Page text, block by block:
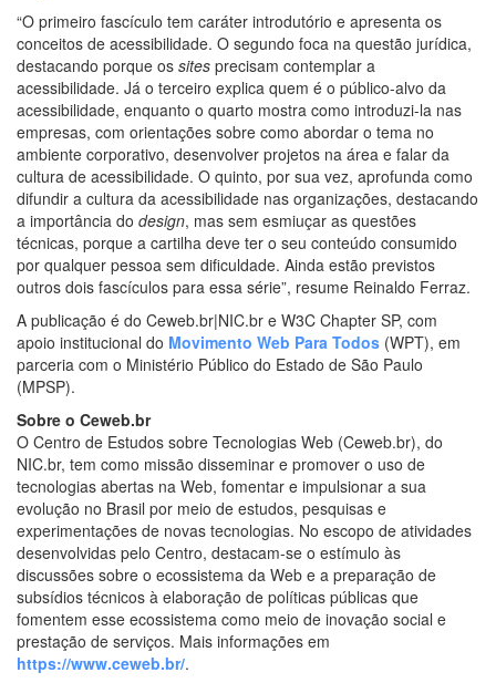
“O primeiro fascículo tem caráter introdutório e apresenta os
conceitos de acessibilidade. O segundo foca na questão jurídica,
destacando porque os sites precisam contemplar a
acessibilidade. Já o terceiro explica quem é o público-alvo da
acessibilidade, enquanto o quarto mostra como introduzi-la nas
empresas, com orientações sobre como abordar o tema no
ambiente corporativo, desenvolver projetos na área e falar da
cultura de acessibilidade. O quinto, por sua vez, aprofunda como
difundir a cultura da acessibilidade nas organizações, destacando
a importância do design, mas sem esmiuçar as questões
técnicas, porque a cartilha deve ter o seu conteúdo consumido
por qualquer pessoa sem dificuldade. Ainda estão previstos
outros dois fascículos para essa série”, resume Reinaldo Ferraz.
A publicação é do Ceweb.br|NIC.br e W3C Chapter SP, com
apoio institucional do Movimento Web Para Todos (WPT), em
parceria com o Ministério Público do Estado de São Paulo
(MPSP).
Sobre o Ceweb.br
O Centro de Estudos sobre Tecnologias Web (Ceweb.br), do
NIC.br, tem como missão disseminar e promover o uso de
tecnologias abertas na Web, fomentar e impulsionar a sua
evolução no Brasil por meio de estudos, pesquisas e
experimentações de novas tecnologias. No escopo de atividades
desenvolvidas pelo Centro, destacam-se o estímulo às
discussões sobre o ecossistema da Web e a preparação de
subsídios técnicos à elaboração de políticas públicas que
fomentem esse ecossistema como meio de inovação social e
prestação de serviços. Mais informações em
https://www.ceweb.br/.